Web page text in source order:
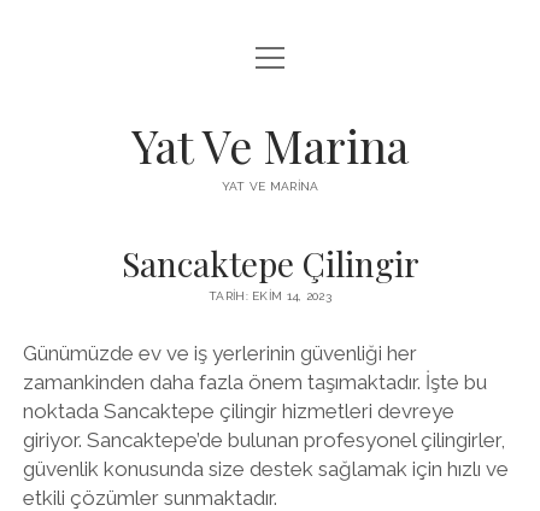
FACEBOOK BEĞENI YÜKSELTME HILESI
menüyü
aç
Yat Ve Marina
YAT VE MARINA
Sancaktepe Çilingir
TARIH: EKIM 14, 2023
Günümüzde ev ve iş yerlerinin güvenliği her
zamankinden daha fazla önem taşımaktadır. İşte bu
noktada Sancaktepe çilingir hizmetleri devreye
giriyor. Sancaktepe’de bulunan profesyonel çilingirler,
güvenlik konusunda size destek sağlamak için hızlı ve
etkili çözümler sunmaktadır.